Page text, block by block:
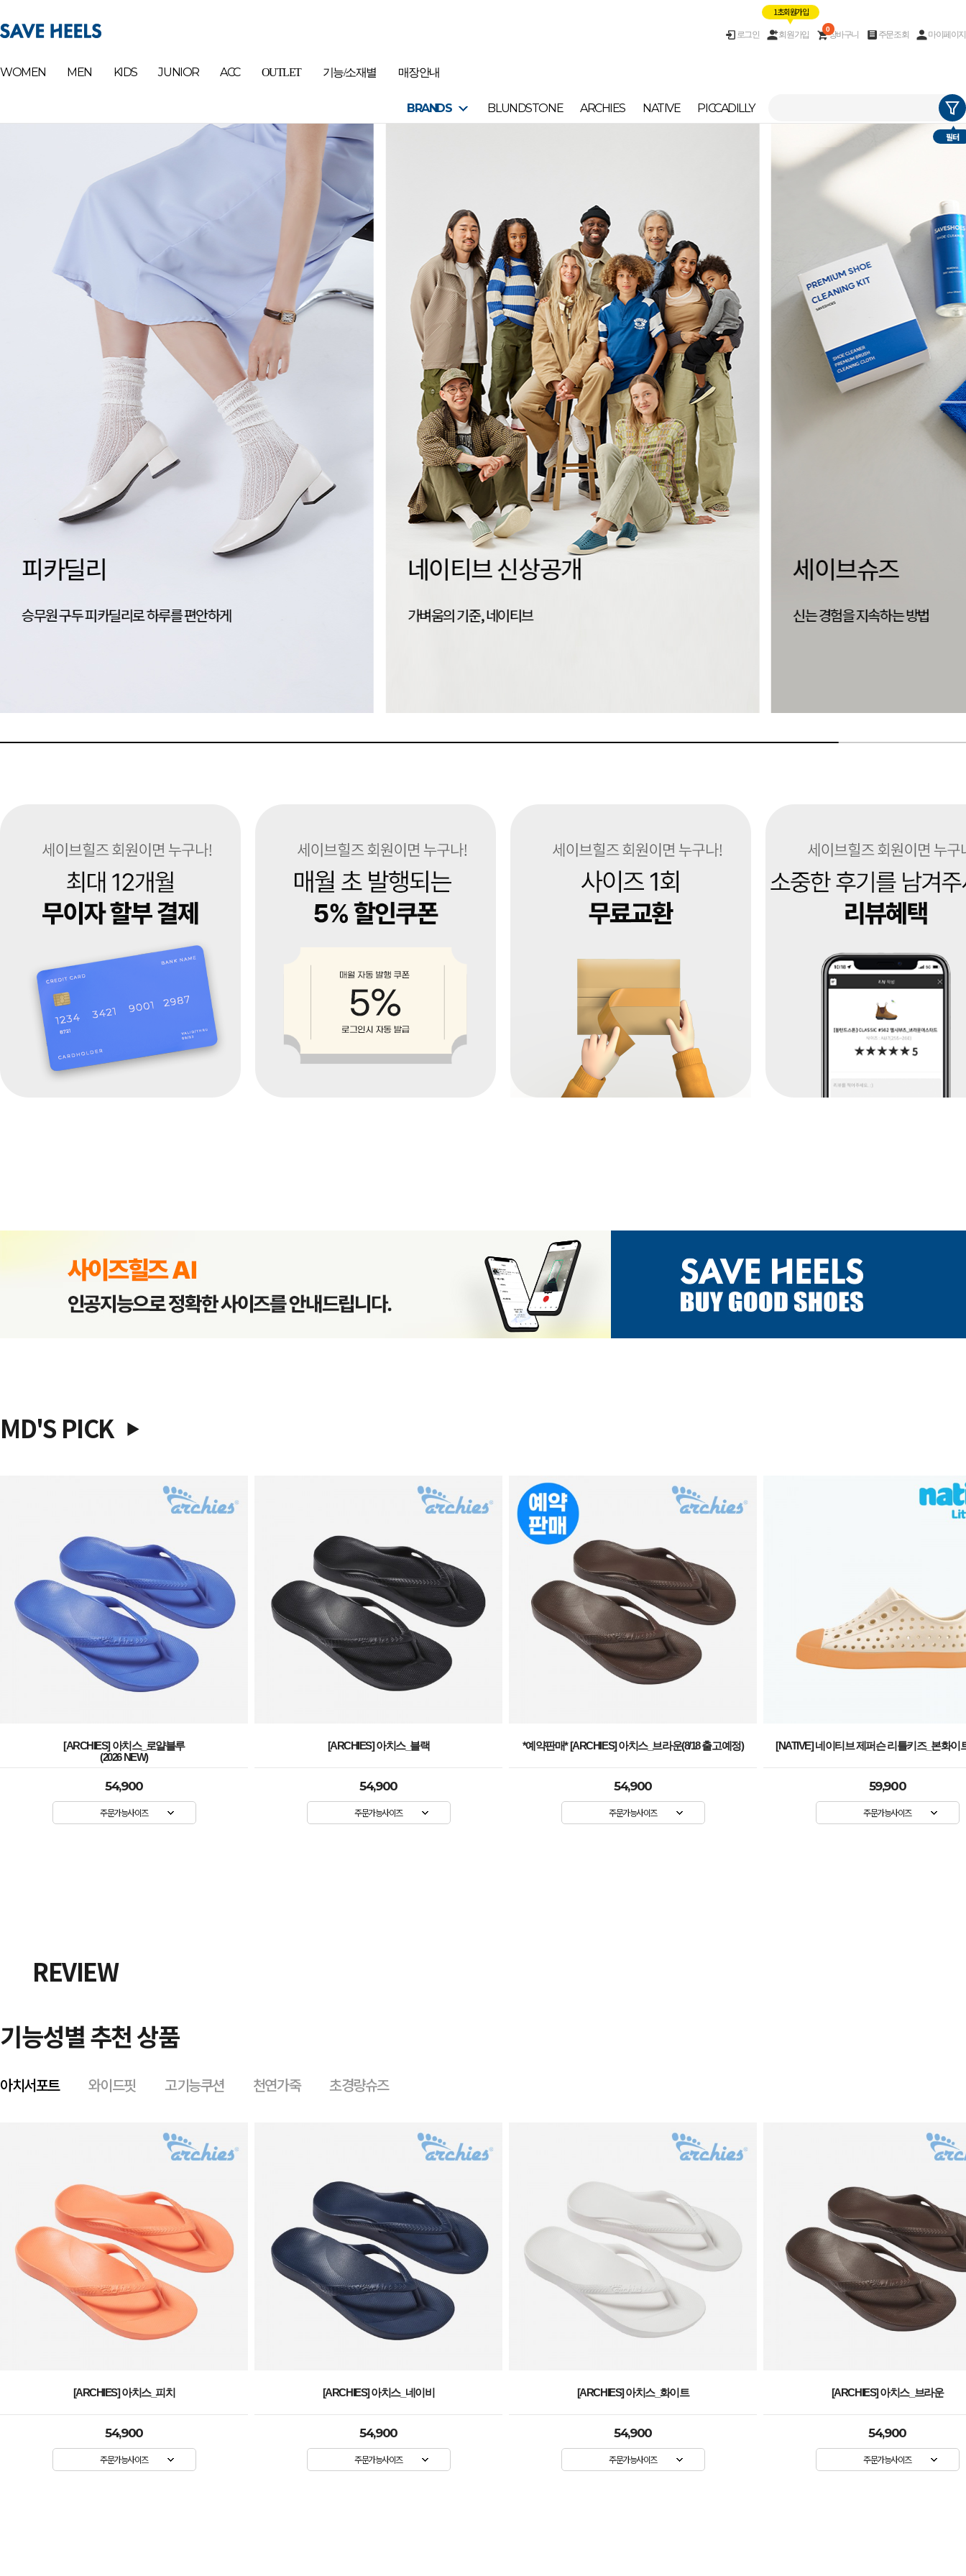
로그인 회원가입
1초 회원가입
장바구니
0
주문조회 마이페이지
WOMEN MEN KIDS JUNIOR ACC OUTLET 기능/소재별 매장안내
BRANDS BLUNDSTONE ARCHIES NATIVE PICCADILLY
필터
네이티브 신상공개
가벼움의 기준, 네이티브
세이브슈즈
신는 경험을 지속하는 방법
양말 없이,
MD'S PICK ▶
[ARCHIES] 아치스_로얄블루
(2026 NEW)
54,900
주문가능사이즈
[ARCHIES] 아치스_블랙
54,900
주문가능사이즈
*예약판매* [ARCHIES] 아치스_브라운(8/18 출고예정)
54,900
주문가능사이즈
[NATIVE] 네이티브 제퍼슨 리틀키즈_본화이
59,900
주문가능사이즈
REVIEW
기능성별 추천 상품
아치서포트 와이드핏 고기능쿠션 천연가죽 초경량슈즈
[ARCHIES] 아치스_네이비
54,900
주문가능사이즈
[ARCHIES] 아치스_화이트
54,900
주문가능사이즈
[ARCHIES] 아치스_브라운
54,900
주문가능사이즈
[ARCHIES] 아치스_핫핑크
54,900
주문가능사이즈